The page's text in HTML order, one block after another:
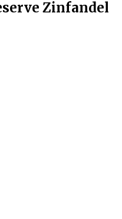
Zinfandel